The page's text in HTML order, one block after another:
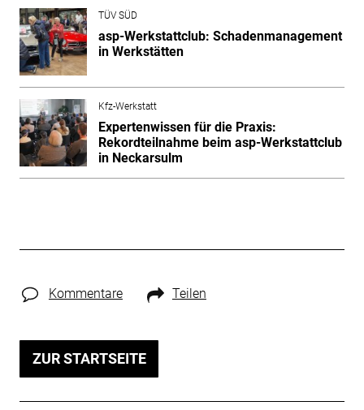
TÜV SÜD
asp-Werkstattclub: Schadenmanagement
in Werkstätten
Kfz-Werkstatt
Expertenwissen für die Praxis:
Rekordteilnahme beim asp-Werkstattclub
in Neckarsulm
Kommentare Teilen
ZUR STARTSEITE